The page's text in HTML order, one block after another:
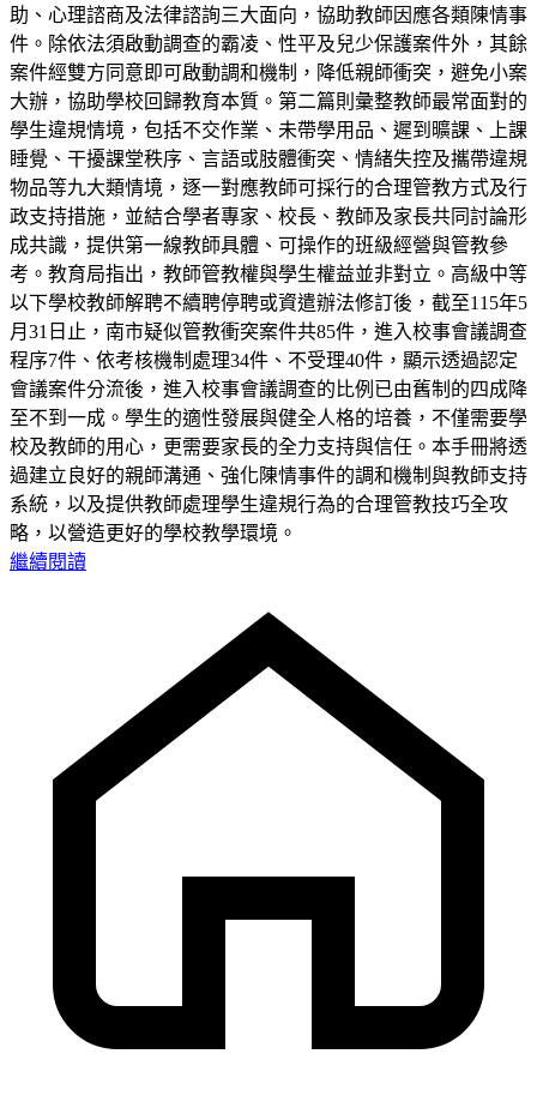
助、心理諮商及法律諮詢三大面向，協助教師因應各類陳情事
件。除依法須啟動調查的霸凌、性平及兒少保護案件外，其餘
案件經雙方同意即可啟動調和機制，降低親師衝突，避免小案
大辦，協助學校回歸教育本質。第二篇則彙整教師最常面對的
學生違規情境，包括不交作業、未帶學用品、遲到曠課、上課
睡覺、干擾課堂秩序、言語或肢體衝突、情緒失控及攜帶違規
物品等九大類情境，逐一對應教師可採行的合理管教方式及行
政支持措施，並結合學者專家、校長、教師及家長共同討論形
成共識，提供第一線教師具體、可操作的班級經營與管教參
考。教育局指出，教師管教權與學生權益並非對立。高級中等
以下學校教師解聘不續聘停聘或資遣辦法修訂後，截至115年5
月31日止，南市疑似管教衝突案件共85件，進入校事會議調查
程序7件、依考核機制處理34件、不受理40件，顯示透過認定
會議案件分流後，進入校事會議調查的比例已由舊制的四成降
至不到一成。學生的適性發展與健全人格的培養，不僅需要學
校及教師的用心，更需要家長的全力支持與信任。本手冊將透
過建立良好的親師溝通、強化陳情事件的調和機制與教師支持
系統，以及提供教師處理學生違規行為的合理管教技巧全攻
略，以營造更好的學校教學環境。
繼續閱讀